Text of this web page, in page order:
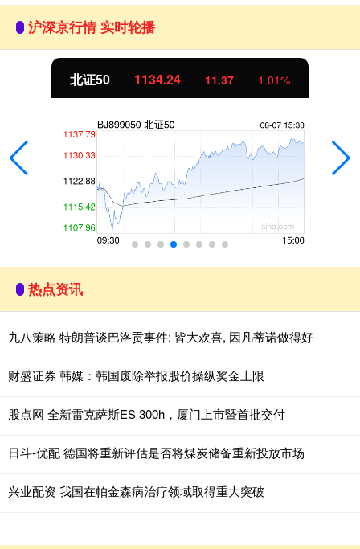
沪深京行情 实时轮播
北证50 1134.24 11.37 1.01%
热点资讯
九八策略 特朗普谈巴洛贡事件: 皆大欢喜, 因凡蒂诺做得好
财盛证券 韩媒：韩国废除举报股价操纵奖金上限
股点网 全新雷克萨斯ES 300h，厦门上市暨首批交付
日斗-优配 德国将重新评估是否将煤炭储备重新投放市场
兴业配资 我国在帕金森病治疗领域取得重大突破